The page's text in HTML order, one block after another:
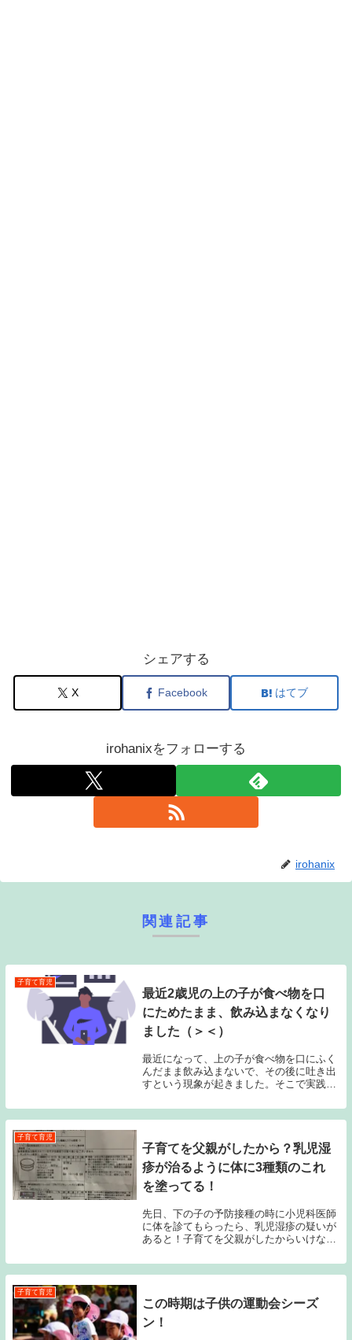
シェアする
X Facebook はてブ
irohanixをフォローする
irohanix
関連記事
子育て育児
最近2歳児の上の子が食べ物を口
にためたまま、飲み込まなくなり
ました（＞＜）
最近になって、上の子が食べ物を口にふく
んだまま飲み込まないで、その後に吐き出
すという現象が起きました。そこで実践し
す！
子育て育児
子育てを父親がしたから？乳児湿
疹が治るように体に3種類のこれ
を塗ってる！
先日、下の子の予防接種の時に小児科医師
に体を診てもらったら、乳児湿疹の疑いが
あると！子育てを父親がしたからいけない
子育て育児
この時期は子供の運動会シーズ
ン！